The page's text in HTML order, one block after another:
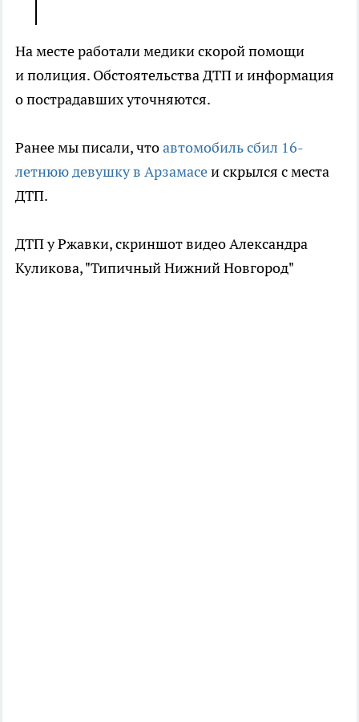
На месте работали медики скорой помощи
и полиция. Обстоятельства ДТП и информация
о пострадавших уточняются.
Ранее мы писали, чтоавтомобиль сбил 16-
летнюю девушку в Арзамасеи скрылся с места
ДТП.
ДТП у Ржавки, скриншот видео Александра
Куликова, "Типичный Нижний Новгород"